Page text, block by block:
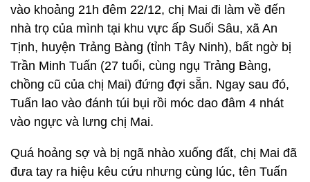
vào khoảng 21h đêm 22/12, chị Mai đi làm về đến
nhà trọ của mình tại khu vực ấp Suối Sâu, xã An
Tịnh, huyện Trảng Bàng (tỉnh Tây Ninh), bất ngờ bị
Trần Minh Tuấn (27 tuổi, cùng ngụ Trảng Bàng,
chồng cũ của chị Mai) đứng đợi sẵn. Ngay sau đó,
Tuấn lao vào đánh túi bụi rồi móc dao đâm 4 nhát
vào ngực và lưng chị Mai.
Quá hoảng sợ và bị ngã nhào xuống đất, chị Mai đã
đưa tay ra hiệu kêu cứu nhưng cùng lúc, tên Tuấn